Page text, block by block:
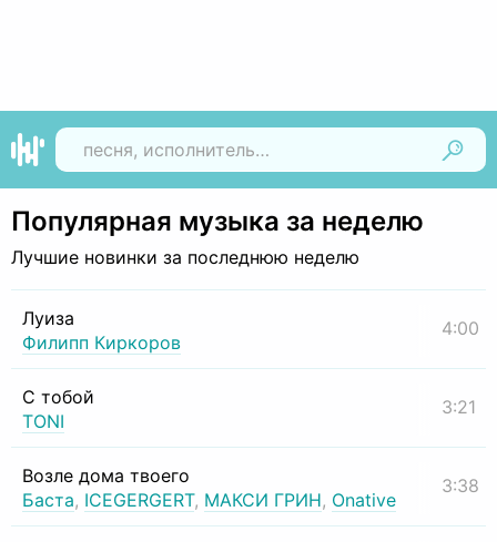
Популярная музыка за неделю
Лучшие новинки за последнюю неделю
Луиза
Филипп Киркоров
4:00
С тобой
TONI
3:21
Возле дома твоего
Баста, ICEGERGERT, МАКСИ ГРИН, Onative
3:38